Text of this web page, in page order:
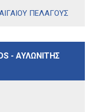
ΠΕΛΑΓΟΥΣ
- ΑΥΛΩΝΙΤΗΣ